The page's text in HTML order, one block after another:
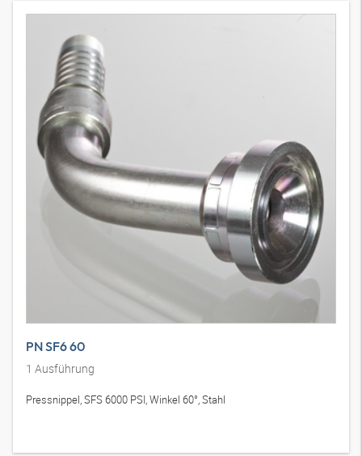
PN SF6 60
1 Ausführung
Pressnippel, SFS 6000 PSI, Winkel 60°, Stahl